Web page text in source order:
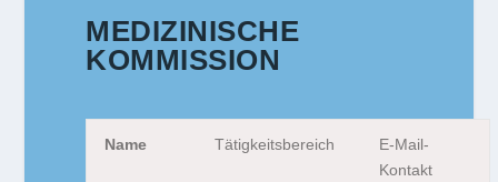
MEDIZINISCHE
KOMMISSION
Name Tätigkeitsbereich
E-Mail-
Kontakt